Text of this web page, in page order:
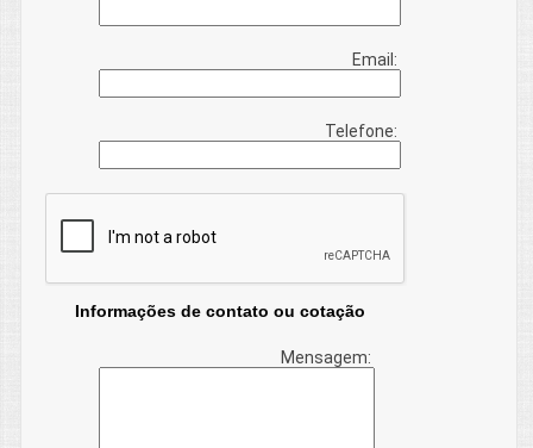
Email:
Telefone:
Informações de contato ou cotação
Mensagem: